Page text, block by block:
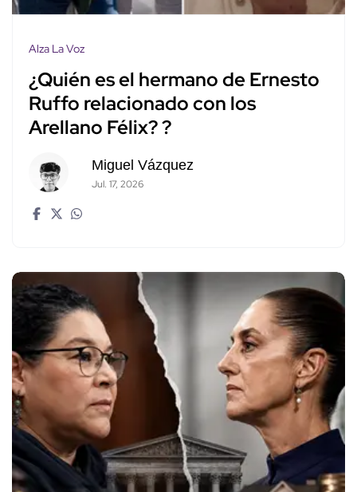
Alza La Voz
¿Quién es el hermano de Ernesto
Ruffo relacionado con los
Arellano Félix? ?
Miguel Vázquez
Jul. 17, 2026